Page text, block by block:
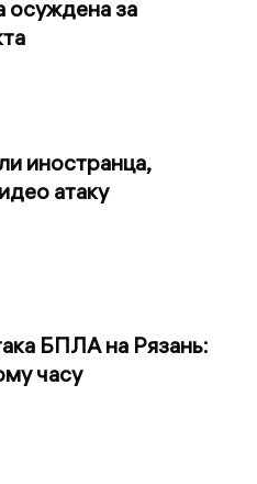
осуждена за
иностранца,
атаку
БПЛА на Рязань:
часу